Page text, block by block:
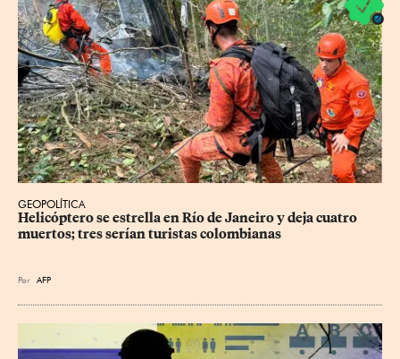
GEOPOLÍTICA
Helicóptero se estrella en Río de Janeiro y deja cuatro
muertos; tres serían turistas colombianas
Por AFP